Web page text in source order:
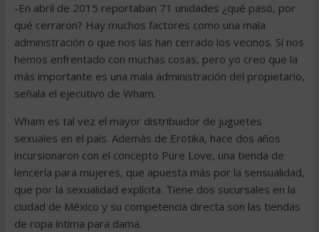
-En abril de 2015 reportaban 71 unidades ¿qué pasó, por
qué cerraron? Hay muchos factores como una mala
administración o que nos las han cerrado los vecinos. Sí nos
hemos enfrentado con muchas cosas, pero yo creo que la
más importante es una mala administración del propietario,
señala el ejecutivo de Wham.
Wham es tal vez el mayor distribuidor de juguetes
sexuales en el país. Además de Erotika, hace dos años
incursionaron con el concepto Pure Love, una tienda de
lencería para mujeres, que apuesta más por la sensualidad,
que por la sexualidad explícita. Tiene dos sucursales en la
ciudad de México y su competencia directa son las tiendas
de ropa íntima para dama.